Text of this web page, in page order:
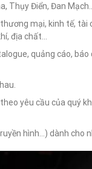
Thụy Điển, Đan Mạch….
mại, kinh tế, tài
địa chất…
quảng cáo, báo
yêu cầu của quý
hình…) dành cho